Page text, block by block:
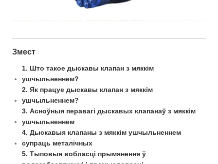
Змест
1. Што такое дыскавы клапан з мяккім
ушчыльненнем?
2. Як працуе дыскавы клапан з мяккім
ушчыльненнем?
3. Асноўныя перавагі дыскавых клапанаў з мяккім
ушчыльненнем
4. Дыскавыя клапаны з мяккім ушчыльненнем
супраць металічных
5. Тыповыя вобласці прымянення ў